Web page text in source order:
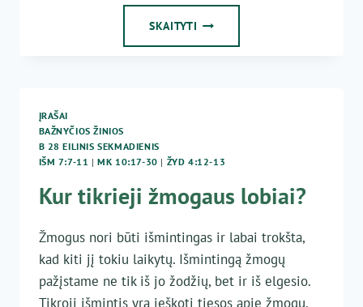
SKAITYTI KAD
ĮRAŠAI
BAŽNYČIOS ŽINIOS
B 28 EILINIS SEKMADIENIS
IŠM 7:7-11 |MK 10:17-30 | ŽYD 4:12-13
Kur tikrieji žmogaus lobiai?
Žmogus nori būti išmintingas ir labai trokšta,
kad kiti jį tokiu laikytų. Išmintingą žmogų
pažįstame ne tik iš jo žodžių, bet ir iš elgesio.
Tikroji išmintis yra ieškoti tiesos apie žmogų,